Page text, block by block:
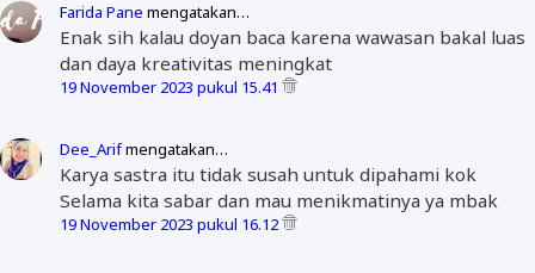
Farida Pane mengatakan…
Enak sih kalau doyan baca karena wawasan bakal luas
dan daya kreativitas meningkat
19 November 2023 pukul 15.41
Dee_Arifmengatakan…
Karya sastra itu tidak susah untuk dipahami kok
Selama kita sabar dan mau menikmatinya ya mbak
19 November 2023 pukul 16.12